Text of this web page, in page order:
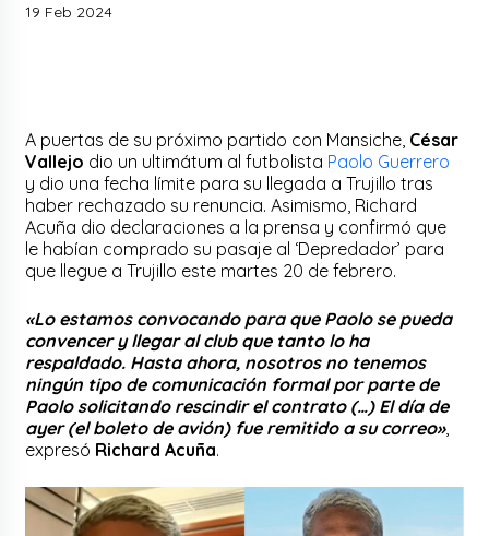
19 Feb 2024
A puertas de su próximo partido con Mansiche, César
Vallejo dio un ultimátum al futbolista Paolo Guerrero
y dio una fecha límite para su llegada a Trujillo tras
haber rechazado su renuncia. Asimismo, Richard
Acuña dio declaraciones a la prensa y confirmó que
le habían comprado su pasaje al ‘Depredador’ para
que llegue a Trujillo este martes 20 de febrero.
«Lo estamos convocando para que Paolo se pueda
convencer y llegar al club que tanto lo ha
respaldado. Hasta ahora, nosotros no tenemos
ningún tipo de comunicación formal por parte de
Paolo solicitando rescindir el contrato (…) El día de
ayer (el boleto de avión) fue remitido a su correo»,
expresó Richard Acuña.